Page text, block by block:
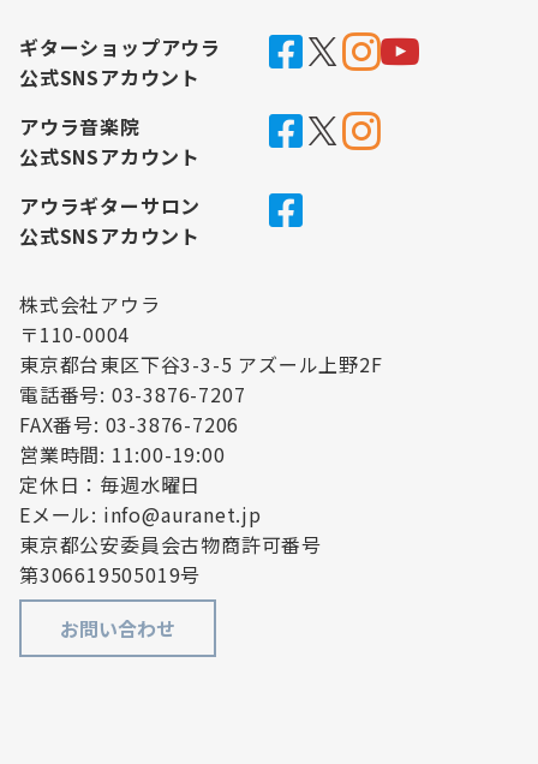
ギターショップアウラ
公式SNSアカウント
アウラ音楽院
公式SNSアカウント
アウラギターサロン
公式SNSアカウント
株式会社アウラ
〒110-0004
東京都台東区下谷3-3-5 アズール上野2F
電話番号: 03-3876-7207
FAX番号: 03-3876-7206
営業時間: 11:00-19:00
定休日：毎週水曜日
Eメール: info@auranet.jp
東京都公安委員会古物商許可番号
第306619505019号
お問い合わせ